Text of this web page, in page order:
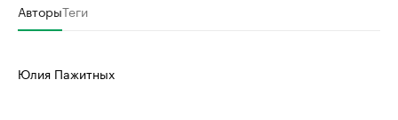
АвторыТеги
Юлия Пажитных